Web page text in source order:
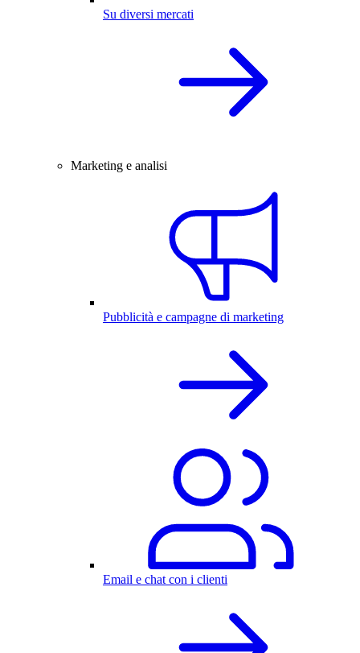
Su diversi mercati
Marketing e analisi
Pubblicità e campagne di marketing
Email e chat con i clienti